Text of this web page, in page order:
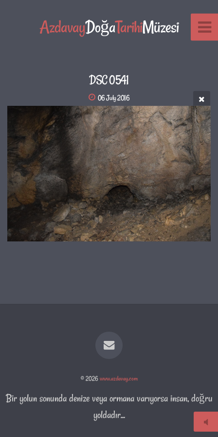
AzdavayDoğaTarihiMüzesi
DSC 0541
06 July 2016
© 2026www.azdavay.com
Bir yolun sonunda denize veya ormana varıyorsa insan, doğru
yoldadır...